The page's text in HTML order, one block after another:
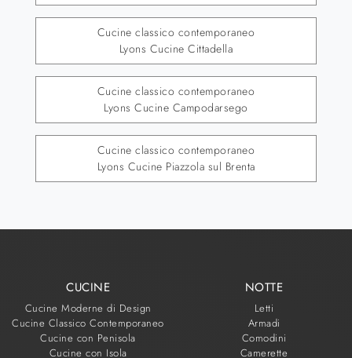
Cucine classico contemporaneo
Lyons Cucine Cittadella
Cucine classico contemporaneo
Lyons Cucine Campodarsego
Cucine classico contemporaneo
Lyons Cucine Piazzola sul Brenta
CUCINE
Cucine Moderne di Design
Cucine Classico Contemporaneo
Cucine con Penisola
Cucine con Isola
NOTTE
Letti
Armadi
Comodini
Camerette